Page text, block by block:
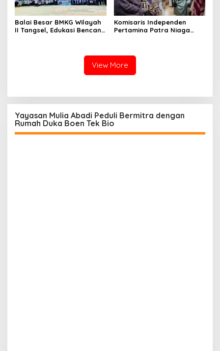
Balai Besar BMKG Wilayah
II Tangsel, Edukasi Bencana
Komisaris Independen
Pertamina Patra Niaga
Sentuhan Kemanusiaan dan
Keberlanjutan
View More
Yayasan Mulia Abadi Peduli Bermitra dengan
Rumah Duka Boen Tek Bio